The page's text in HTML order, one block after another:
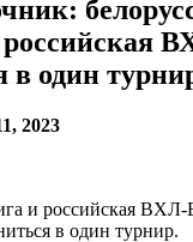
российская
в один
2023
и российская
в один турнир.